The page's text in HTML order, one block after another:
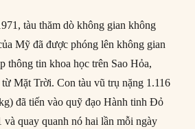
tàu thăm dò không gian không
Mỹ đã được phóng lên không gian
thông tin khoa học trên Sao Hỏa,
Mặt Trời. Con tàu vũ trụ nặng 1.116
đã tiến vào quỹ đạo Hành tinh Đỏ
và quay quanh nó hai lần mỗi ngày